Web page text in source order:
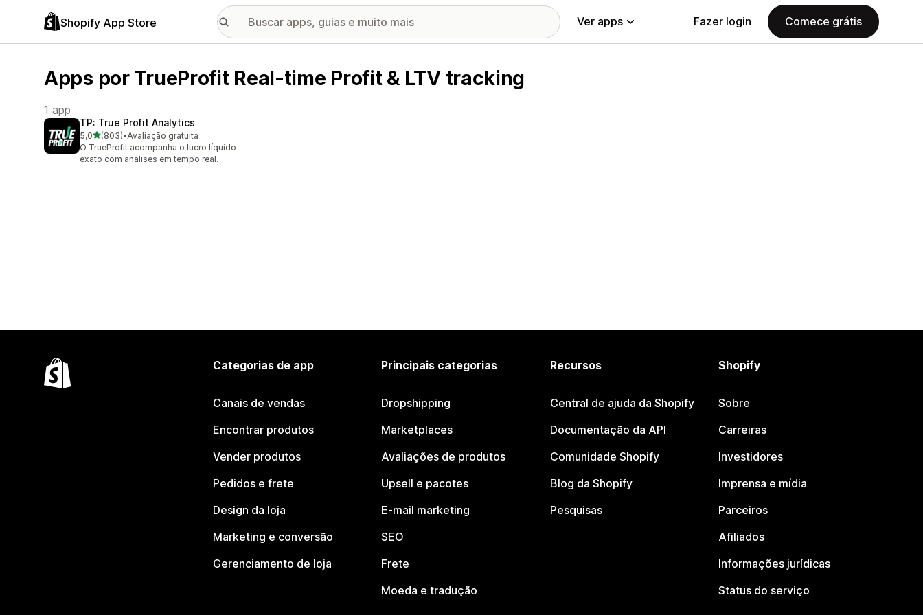
Shopify App Store Ver apps Fazer login Comece grátis
Apps por TrueProfit Real-time Profit & LTV tracking
1 app
TP: True Profit Analytics
5,0de 5 estrelas
(803)
803 avaliações ao todo
•Avaliação gratuita
O TrueProfit acompanha o lucro líquido
exato com análises em tempo real.
Categorias de app
Canais de vendas
Encontrar produtos
Vender produtos
Pedidos e frete
Design da loja
Marketing e conversão
Gerenciamento de loja
Principais categorias
Dropshipping
Marketplaces
Avaliações de produtos
Upsell e pacotes
E-mail marketing
SEO
Frete
Moeda e tradução
Recursos
Central de ajuda da Shopify
Documentação da API
Comunidade Shopify
Blog da Shopify
Pesquisas
Shopify
Sobre
Carreiras
Investidores
Imprensa e mídia
Parceiros
Afiliados
Informações jurídicas
Status do serviço